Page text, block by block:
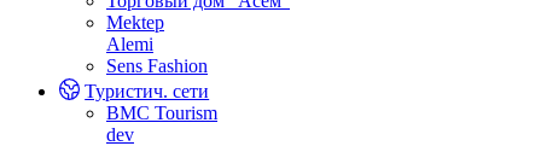
Mektep
Alemi
Sens Fashion
Туристич. сети
BMC Tourism
dev